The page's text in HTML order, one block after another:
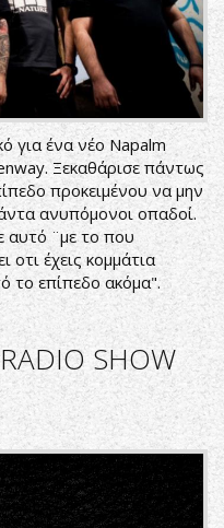
για ένα νέο Napalm
Ξεκαθάρισε πάντως
προκειμένου να μην
ανυπόμονοι οπαδοί.
αυτό ¨με το που
οτι έχεις κομμάτια
το επίπεδο ακόμα".
SHOW